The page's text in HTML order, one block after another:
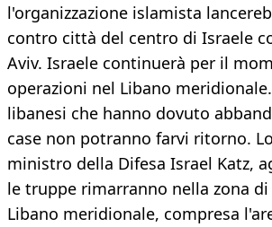
l'organizzazione islamista
contro città del centro di Israele
Aviv. Israele continuerà per il
operazioni nel Libano
libanesi che hanno dovuto
case non potranno farvi ritorno.
ministro della Difesa Israel Katz,
le truppe rimarranno nella zona di
Libano meridionale, compresa